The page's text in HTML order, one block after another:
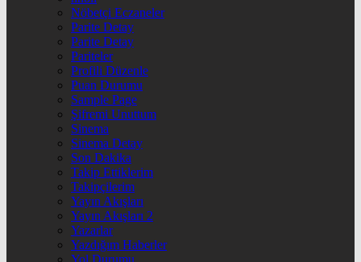
Nöbetçi Eczaneler
Parite Detay
Parite Detay
Pariteler
Profili Düzenle
Puan Durumu
Sample Page
Şifremi Unuttum
Sinema
Sinema Detay
Son Dakika
Takip Ettiklerim
Takipçilerim
Yayın Akışları
Yayın Akışları 2
Yazarlar
Yazdığım Haberler